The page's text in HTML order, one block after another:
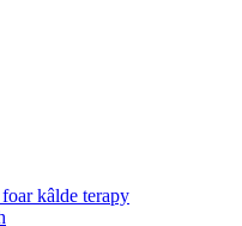
kâlde terapy